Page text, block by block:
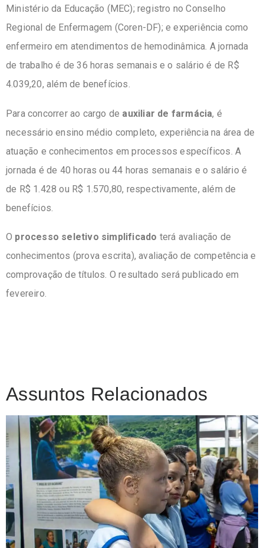
Ministério da Educação (MEC); registro no Conselho
Regional de Enfermagem (Coren-DF); e experiência como
enfermeiro em atendimentos de hemodinâmica. A jornada
de trabalho é de 36 horas semanais e o salário é de R$
4.039,20, além de benefícios.
Para concorrer ao cargo de auxiliar de farmácia, é
necessário ensino médio completo, experiência na área de
atuação e conhecimentos em processos específicos. A
jornada é de 40 horas ou 44 horas semanais e o salário é
de R$ 1.428 ou R$ 1.570,80, respectivamente, além de
benefícios.
O processo seletivo simplificado terá avaliação de
conhecimentos (prova escrita), avaliação de competência e
comprovação de títulos. O resultado será publicado em
fevereiro.
Assuntos Relacionados